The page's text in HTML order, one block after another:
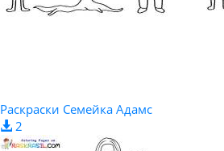
Раскраски Семейка Адамс
2